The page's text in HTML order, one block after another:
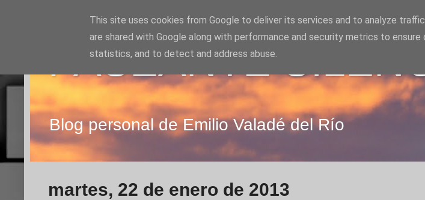
PASEANTE
Blog personal de Emilio Valadé del Río
martes, 22 de enero de 2013
This site uses cookies from Google to deliver its services and to analyze
are shared with Google along with performance and security metrics to
statistics, and to detect and address abuse.